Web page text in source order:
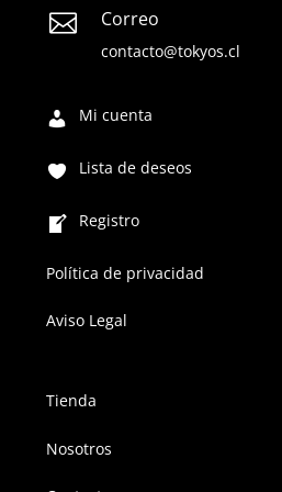
 Correo
contacto@tokyos.cl
Mi cuenta
Lista de deseos
Registro
Política de privacidad
Aviso Legal
Tienda
Nosotros